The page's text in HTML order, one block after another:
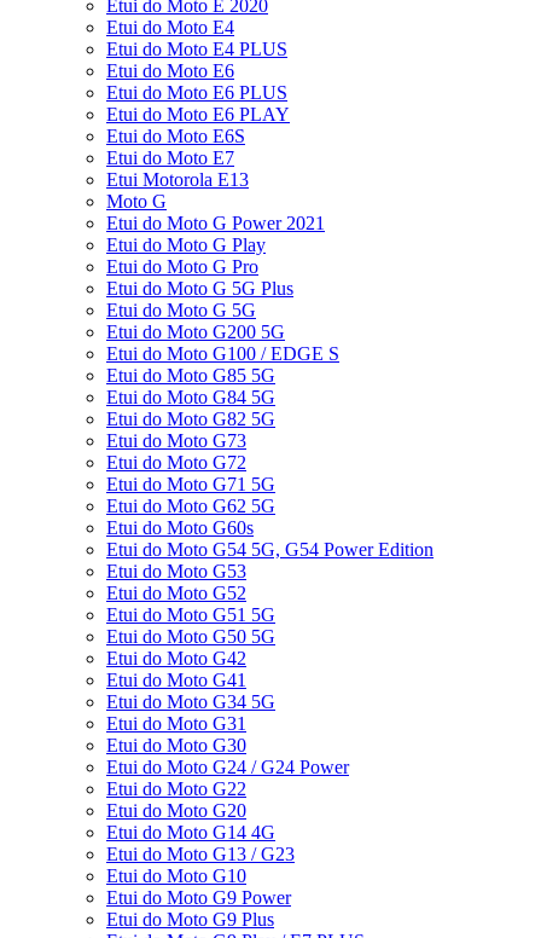
Etui do Moto E 2020
Etui do Moto E4
Etui do Moto E4 PLUS
Etui do Moto E6
Etui do Moto E6 PLUS
Etui do Moto E6 PLAY
Etui do Moto E6S
Etui do Moto E7
Etui Motorola E13
Moto G
Etui do Moto G Power 2021
Etui do Moto G Play
Etui do Moto G Pro
Etui do Moto G 5G Plus
Etui do Moto G 5G
Etui do Moto G200 5G
Etui do Moto G100 / EDGE S
Etui do Moto G85 5G
Etui do Moto G84 5G
Etui do Moto G82 5G
Etui do Moto G73
Etui do Moto G72
Etui do Moto G71 5G
Etui do Moto G62 5G
Etui do Moto G60s
Etui do Moto G54 5G, G54 Power Edition
Etui do Moto G53
Etui do Moto G52
Etui do Moto G51 5G
Etui do Moto G50 5G
Etui do Moto G42
Etui do Moto G41
Etui do Moto G34 5G
Etui do Moto G31
Etui do Moto G30
Etui do Moto G24 / G24 Power
Etui do Moto G22
Etui do Moto G20
Etui do Moto G14 4G
Etui do Moto G13 / G23
Etui do Moto G10
Etui do Moto G9 Power
Etui do Moto G9 Plus